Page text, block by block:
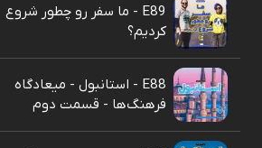
E89 - ما سفر رو چطور شروع
کردیم؟
E88 - استانبول - میعادگاه
فرهنگ‌ها - قسمت دوم